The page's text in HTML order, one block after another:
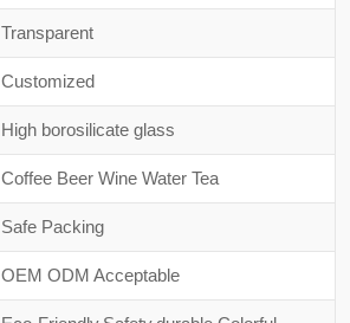
Transparent
Customized
High borosilicate glass
Coffee Beer Wine Water Tea
Safe Packing
OEM ODM Acceptable